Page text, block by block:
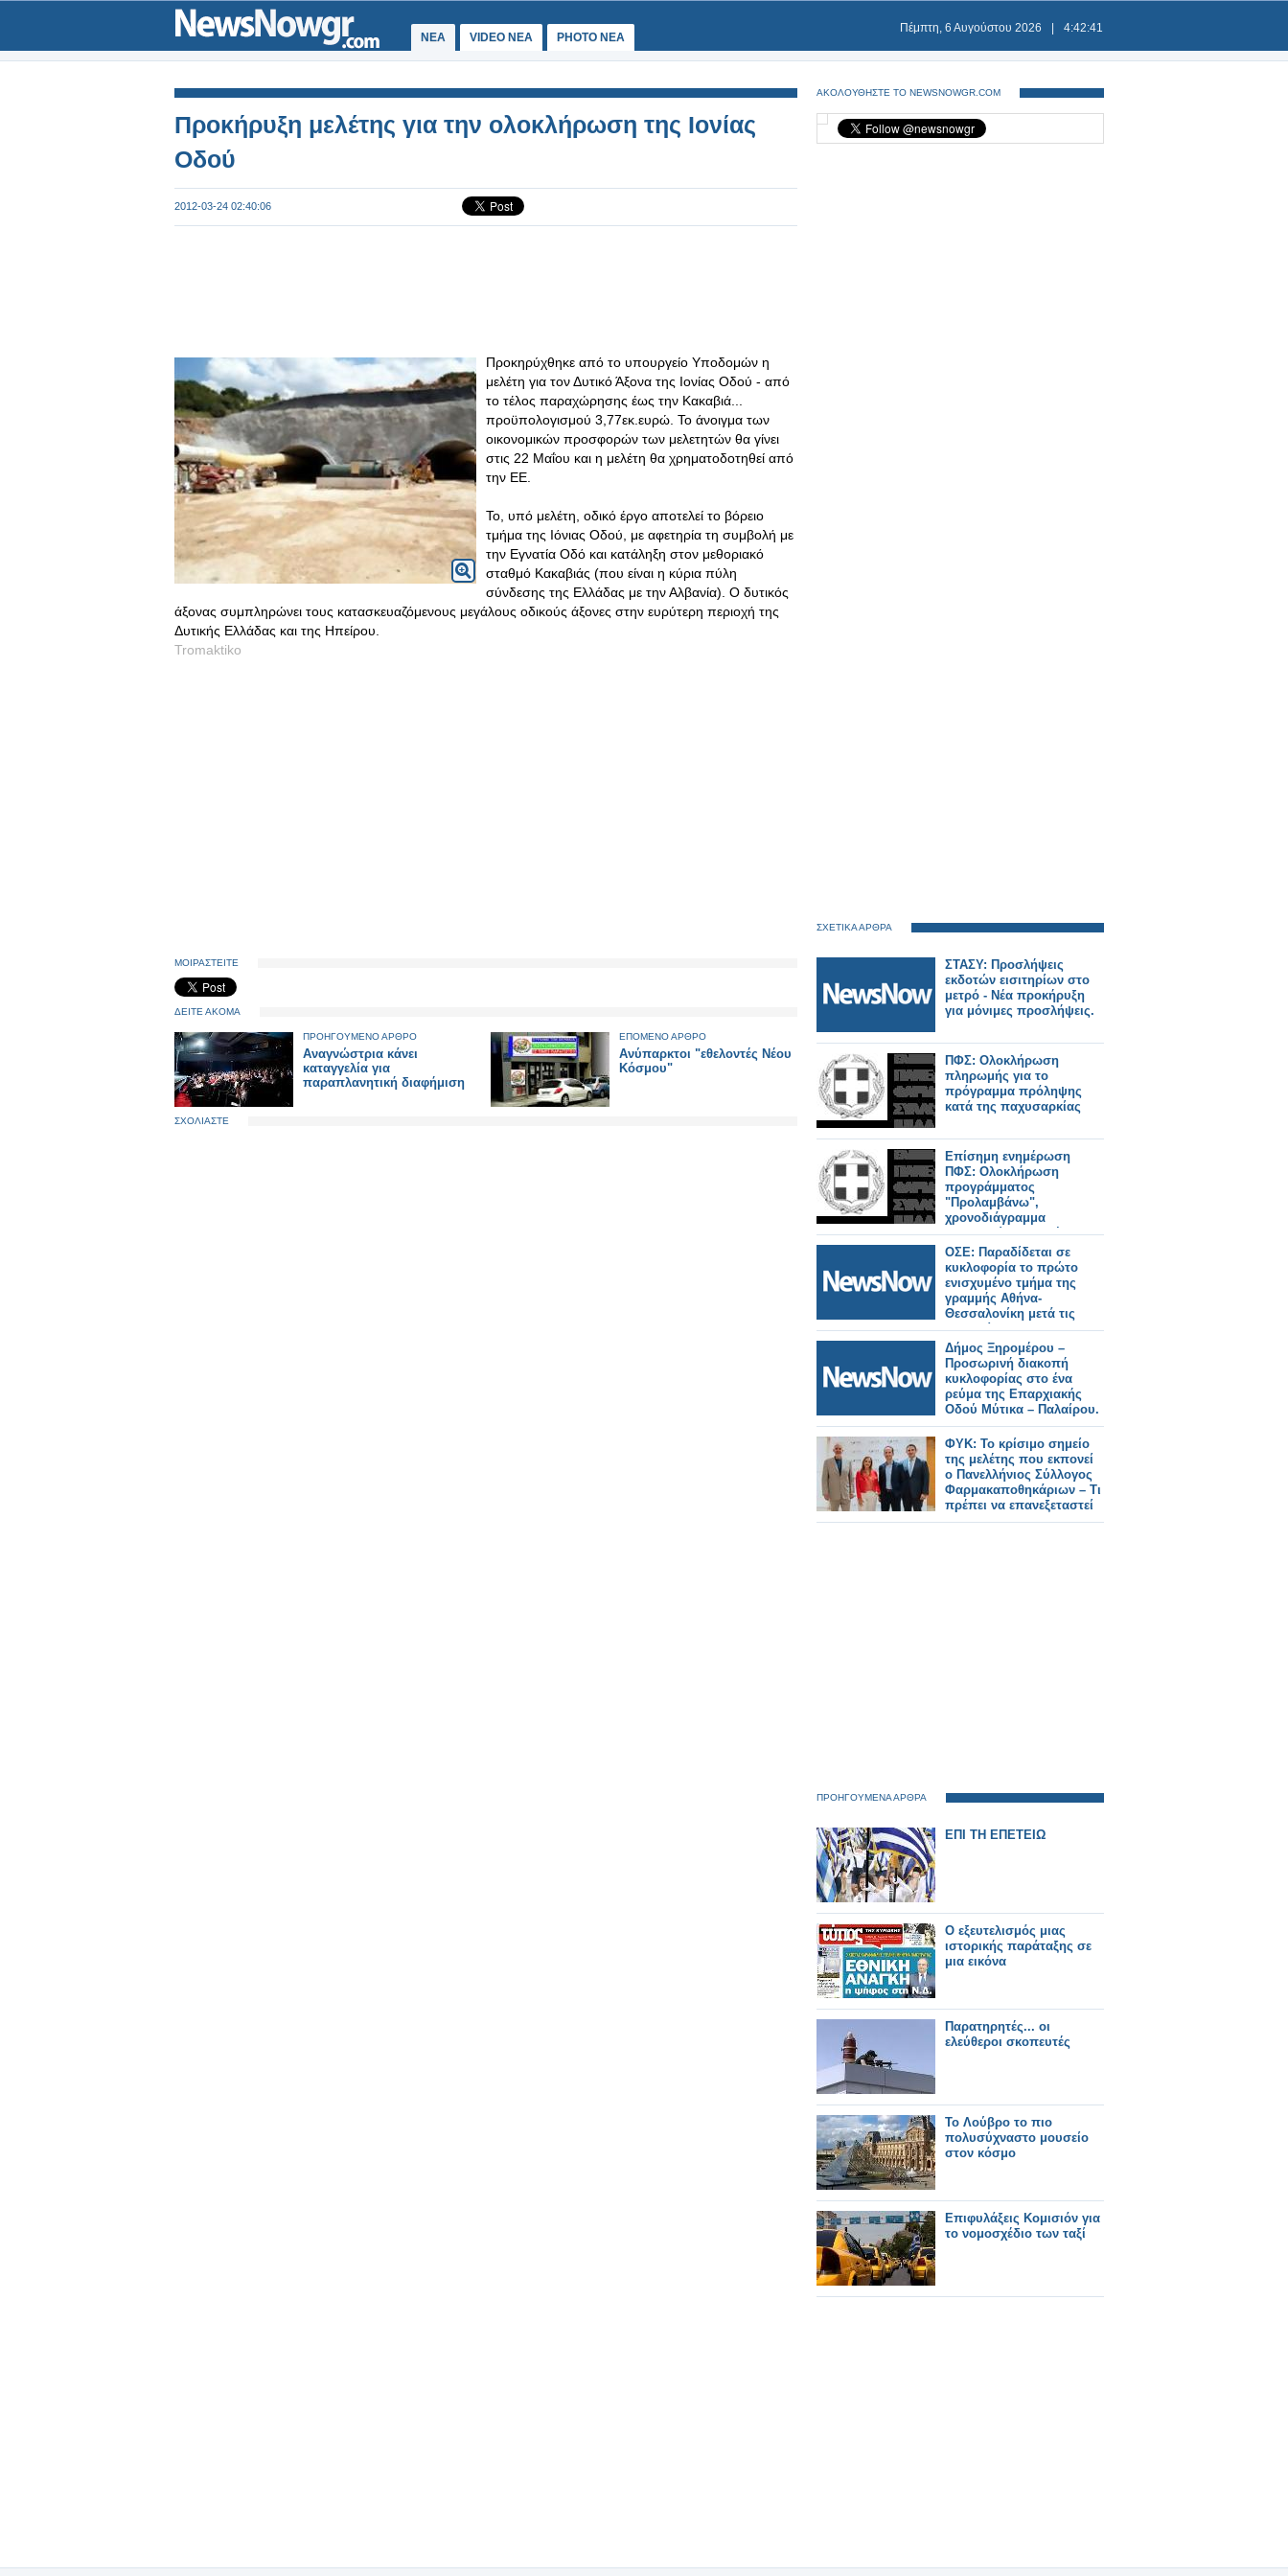
ΝΕΑ VIDEO NEA PHOTO NEA
Πέμπτη, 6 Αυγούστου 2026 4:42:42
Προκήρυξη μελέτης για την ολοκλήρωση της Ιονίας
Οδού
2012-03-24 02:40:06
Προκηρύχθηκε από το υπουργείο Υποδομών η
μελέτη για τον Δυτικό Άξονα της Ιονίας Οδού - από
το τέλος παραχώρησης έως την Κακαβιά...
προϋπολογισμού 3,77εκ.ευρώ. Το άνοιγμα των
οικονομικών προσφορών των μελετητών θα γίνει
στις 22 Μαΐου και η μελέτη θα χρηματοδοτηθεί από
την ΕΕ.
Το, υπό μελέτη, οδικό έργο αποτελεί το βόρειο
τμήμα της Ιόνιας Οδού, με αφετηρία τη συμβολή με
την Εγνατία Οδό και κατάληξη στον μεθοριακό
σταθμό Κακαβιάς (που είναι η κύρια πύλη
σύνδεσης της Ελλάδας με την Αλβανία). Ο δυτικός
άξονας συμπληρώνει τους κατασκευαζόμενους μεγάλους οδικούς άξονες στην ευρύτερη περιοχή της
Δυτικής Ελλάδας και της Ηπείρου.
Tromaktiko
ΜΟΙΡΑΣΤΕΙΤΕ
ΔΕΙΤΕ ΑΚΟΜΑ
ΠΡΟΗΓΟΥΜΕΝΟ ΑΡΘΡΟ
Αναγνώστρια κάνει
καταγγελία για
παραπλανητική διαφήμιση
ΕΠΟΜΕΝΟ ΑΡΘΡΟ
Ανύπαρκτοι "εθελοντές Νέου
Κόσμου"
ΣΧΟΛΙΑΣΤΕ
ΑΚΟΛΟΥΘΗΣΤΕ ΤΟ NEWSNOWGR.COM
ΣΧΕΤΙΚΑ ΑΡΘΡΑ
ΣΤΑΣΥ: Προσλήψεις
εκδοτών εισιτηρίων στο
μετρό - Νέα προκήρυξη
για μόνιμες προσλήψεις.
ΠΦΣ: Ολοκλήρωση
πληρωμής για το
πρόγραμμα πρόληψης
κατά της παχυσαρκίας
Επίσημη ενημέρωση
ΠΦΣ: Ολοκλήρωση
προγράμματος
"Προλαμβάνω",
χρονοδιάγραμμα
πληρωμών - εκτελέσεων
ΟΣΕ: Παραδίδεται σε
κυκλοφορία το πρώτο
ενισχυμένο τμήμα της
γραμμής Αθήνα-
Θεσσαλονίκη μετά τις
θεομηνίες Daniel και Elias
– Διακοπή κυκλοφορίας
μεταξύ Λιανοκλαδίου και
Λάρισας για την
ολοκλήρωση των
εργασιών.
Δήμος Ξηρομέρου –
Προσωρινή διακοπή
κυκλοφορίας στο ένα
ρεύμα της Επαρχιακής
Οδού Μύτικα – Παλαίρου.
ΦΥΚ: Το κρίσιμο σημείο
της μελέτης που εκπονεί
ο Πανελλήνιος Σύλλογος
Φαρμακαποθηκάριων – Τι
πρέπει να επανεξεταστεί
ΠΡΟΗΓΟΥΜΕΝΑ ΑΡΘΡΑ
ΕΠΙ ΤΗ ΕΠΕΤΕΙΩ
Ο εξευτελισμός μιας
ιστορικής παράταξης σε
μια εικόνα
Παρατηρητές... οι
ελεύθεροι σκοπευτές
Το Λούβρο το πιο
πολυσύχναστο μουσείο
στον κόσμο
Επιφυλάξεις Κομισιόν για
το νομοσχέδιο των ταξί